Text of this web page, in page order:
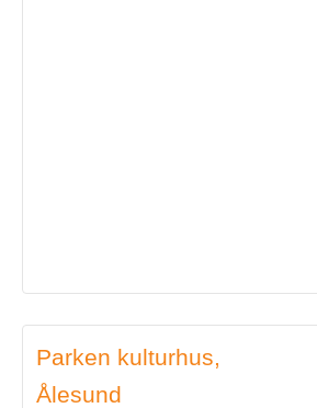
Parken kulturhus,
Ålesund